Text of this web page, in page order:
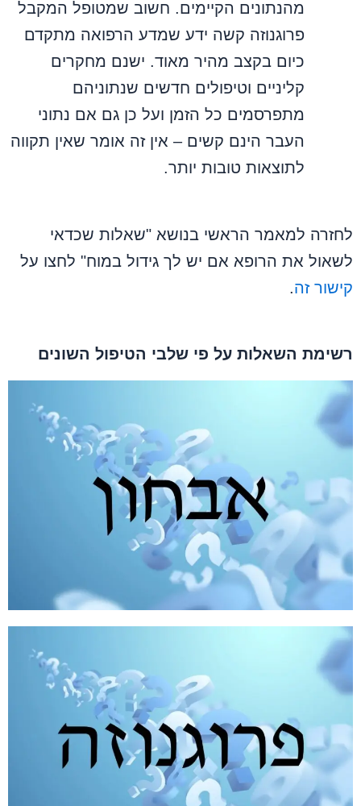
מהנתונים הקיימים. חשוב שמטופל המקבל
פרוגנוזה קשה ידע שמדע הרפואה מתקדם
כיום בקצב מהיר מאוד. ישנם מחקרים
קליניים וטיפולים חדשים שנתוניהם
מתפרסמים כל הזמן ועל כן גם אם נתוני
העבר הינם קשים – אין זה אומר שאין תקווה
לתוצאות טובות יותר.
לחזרה למאמר הראשי בנושא "שאלות שכדאי
לשאול את הרופא אם יש לך גידול במוח" לחצו על
קישור זה.
רשימת השאלות על פי שלבי הטיפול השונים